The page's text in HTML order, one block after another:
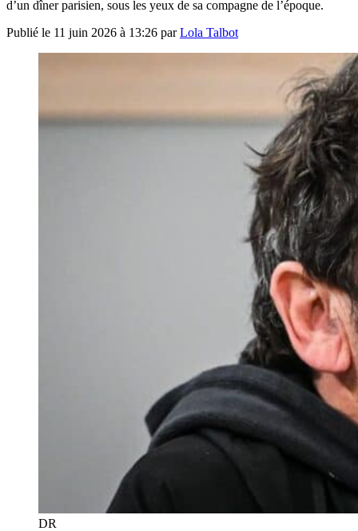
d’un dîner parisien, sous les yeux de sa compagne de l’époque.
Publié le 11 juin 2026 à 13:26 parLola Talbot
DR